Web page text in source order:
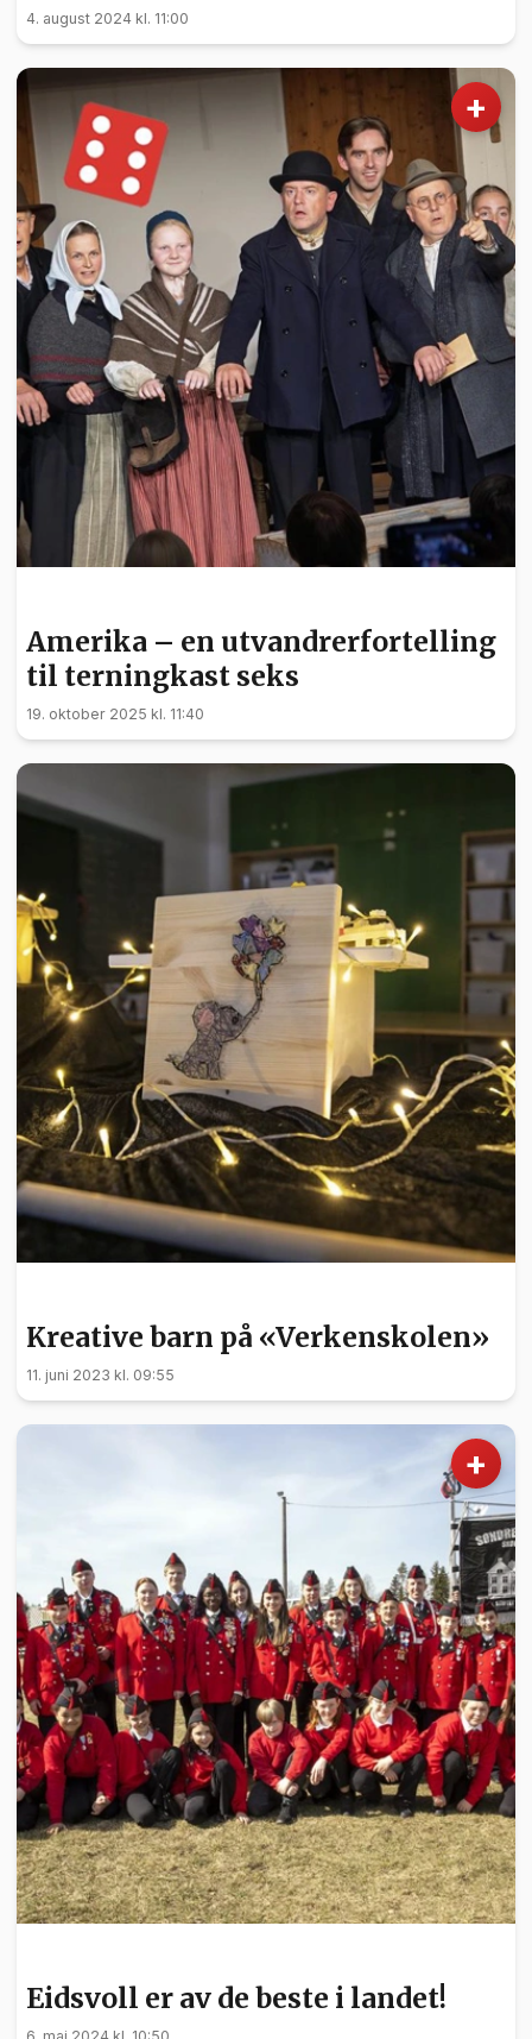
4. august 2024 kl. 11:00
+
Amerika – en utvandrerfortelling
til terningkast seks
19. oktober 2025 kl. 11:40
Kreative barn på «Verkenskolen»
11. juni 2023 kl. 09:55
+
Eidsvoll er av de beste i landet!